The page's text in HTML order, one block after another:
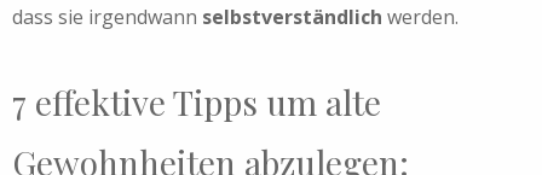
dass sie irgendwann selbstverständlich werden.
7 effektive Tipps um alte
Gewohnheiten abzulegen: